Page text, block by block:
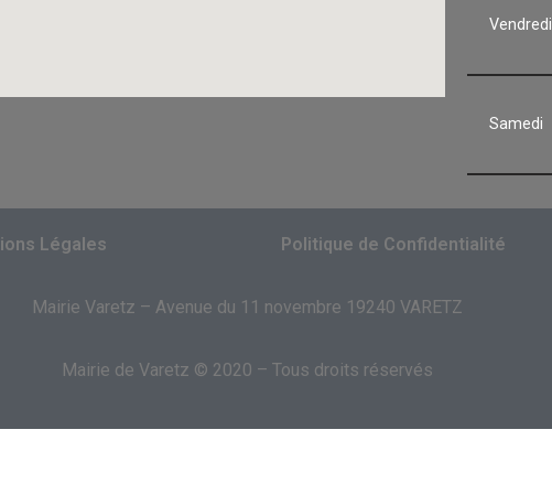
Vendredi
Samedi
Légales Politique de Confidentialité
Mairie Varetz – Avenue du 11 novembre 19240 VARETZ
Mairie de Varetz © 2020 – Tous droits réservés